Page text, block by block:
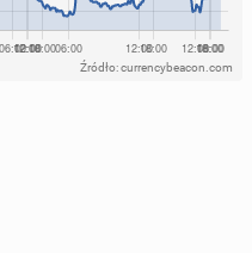
Źródło: currencybeacon.com